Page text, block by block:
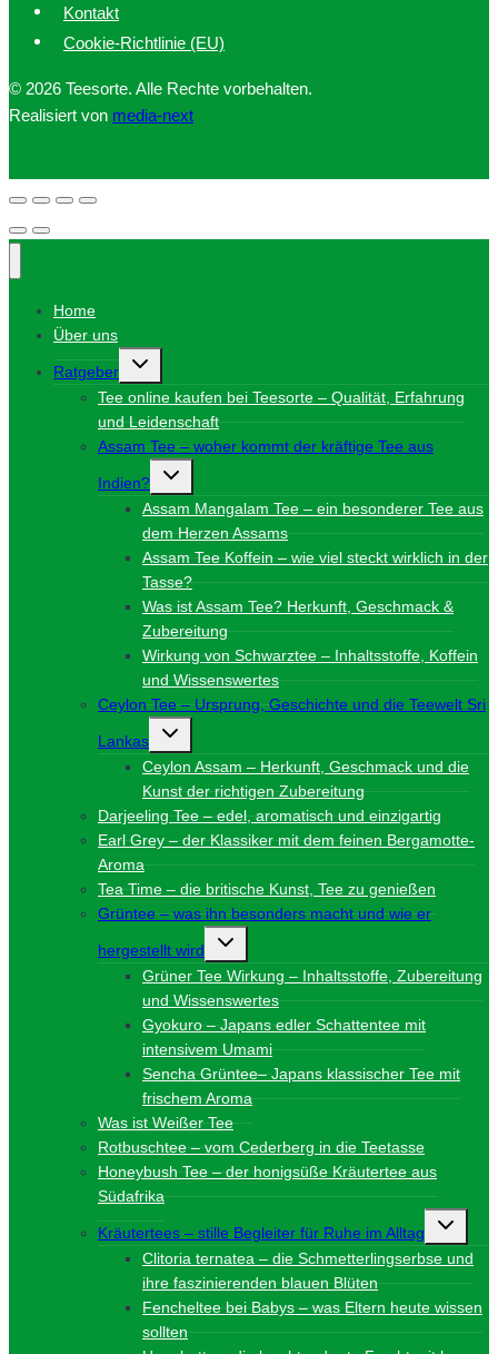
Kontakt
Cookie-Richtlinie (EU)
© 2026 Teesorte. Alle Rechte vorbehalten.
Realisiert von media-next
Home
Über uns
Ratgeber
Untermenü
umschalten
Tee online kaufen bei Teesorte – Qualität, Erfahrung
und Leidenschaft
Assam Tee – woher kommt der kräftige Tee aus
Indien?
Untermenü
umschalten
Assam Mangalam Tee – ein besonderer Tee aus
dem Herzen Assams
Assam Tee Koffein – wie viel steckt wirklich in der
Tasse?
Was ist Assam Tee? Herkunft, Geschmack &
Zubereitung
Wirkung von Schwarztee – Inhaltsstoffe, Koffein
und Wissenswertes
Ceylon Tee – Ursprung, Geschichte und die Teewelt Sri
Lankas
Untermenü
umschalten
Ceylon Assam – Herkunft, Geschmack und die
Kunst der richtigen Zubereitung
Darjeeling Tee – edel, aromatisch und einzigartig
Earl Grey – der Klassiker mit dem feinen Bergamotte-
Aroma
Tea Time – die britische Kunst, Tee zu genießen
Grüntee – was ihn besonders macht und wie er
hergestellt wird
Untermenü
umschalten
Grüner Tee Wirkung – Inhaltsstoffe, Zubereitung
und Wissenswertes
Gyokuro – Japans edler Schattentee mit
intensivem Umami
Sencha Grüntee– Japans klassischer Tee mit
frischem Aroma
Was ist Weißer Tee
Rotbuschtee – vom Cederberg in die Teetasse
Honeybush Tee – der honigsüße Kräutertee aus
Südafrika
Kräutertees – stille Begleiter für Ruhe im Alltag
Clitoria ternatea – die Schmetterlingserbse und
ihre faszinierenden blauen Blüten
Fencheltee bei Babys – was Eltern heute wissen
sollten